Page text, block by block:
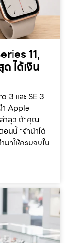
11,
ได้เงิน
3 และ SE 3
ำ Apple
าสุด ถ้าคุณ
นนี้ “จำนำได้
มาให้ครบจบใน